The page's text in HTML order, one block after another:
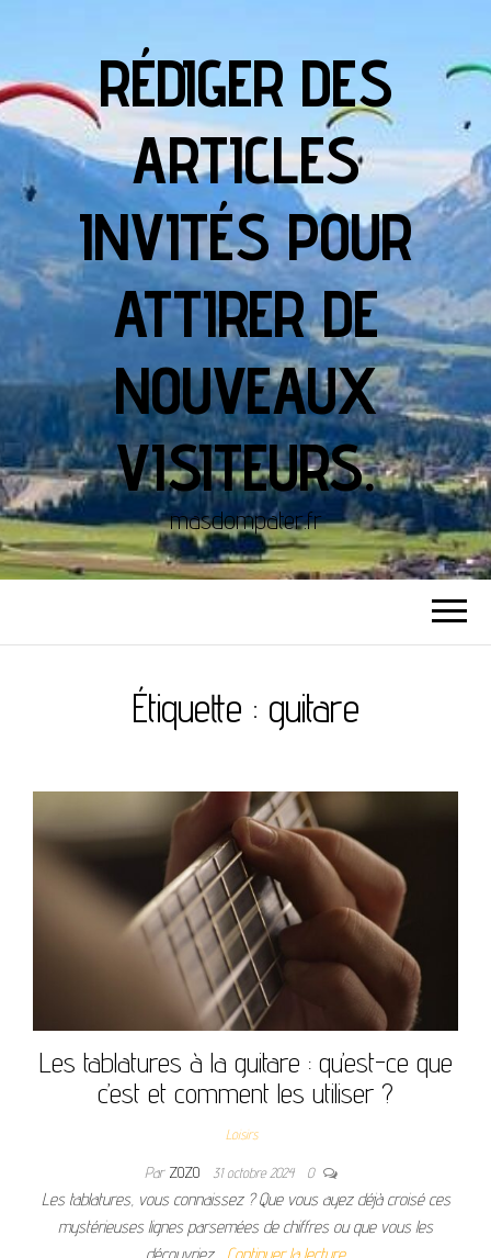
RÉDIGER DES
ARTICLES
INVITÉS POUR
ATTIRER DE
NOUVEAUX
VISITEURS.
masdompater.fr
Étiquette : guitare
Les tablatures à la guitare : qu’est-ce que
c’est et comment les utiliser ?
Loisirs
Par ZOZO 31 octobre 2024 0
Les tablatures, vous connaissez ? Que vous ayez déjà croisé ces
mystérieuses lignes parsemées de chiffres ou que vous les